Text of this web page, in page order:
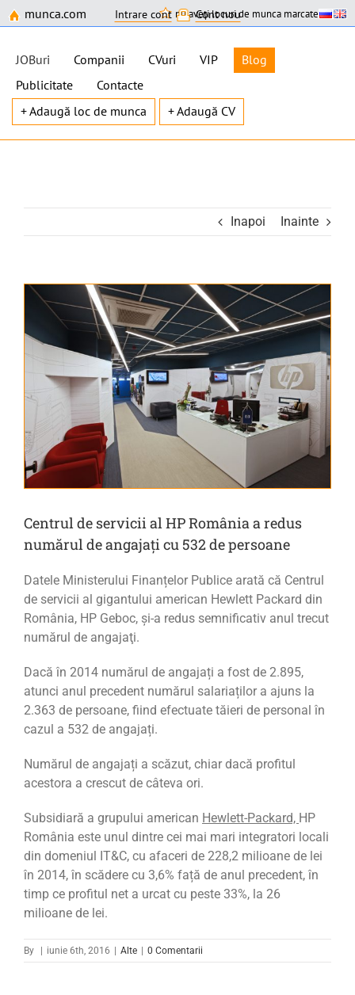
munca.com Intrare cont Cont nou
nu aveți locuri de munca marcate
JOBuri Companii CVuri VIP
Blog
Publicitate
Contacte
+ Adaugă loc de munca
+ Adaugă CV
content
Inapoi Inainte
View
Larger
Image
Centrul de servicii al HP România a redus
numărul de angajați cu 532 de persoane
Datele Ministerului Finanțelor Publice arată că Centrul
de servicii al gigantului american Hewlett Packard din
România, HP Geboc, şi-a redus semnificativ anul trecut
numărul de angajaţi.
Dacă în 2014 numărul de angajați a fost de 2.895,
atunci anul precedent numărul salariaților a ajuns la
2.363 de persoane, fiind efectuate tăieri de personal în
cazul a 532 de angajați.
Numărul de angajați a scăzut, chiar dacă profitul
acestora a crescut de câteva ori.
Subsidiară a grupului american Hewlett-Packard, HP
România este unul dintre cei mai mari integratori locali
din domeniul IT&C, cu afaceri de 228,2 milioane de lei
în 2014, în scădere cu 3,6% față de anul precedent, în
timp ce profitul net a urcat cu peste 33%, la 26
milioane de lei.
By iunie 6th, 2016 Alte 0 Comentarii